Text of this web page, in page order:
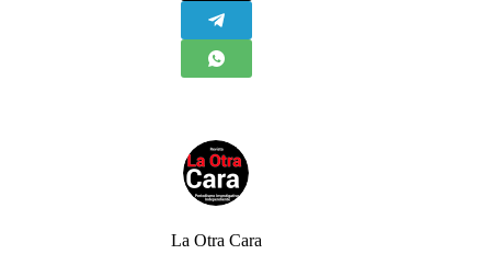
La Otra Cara